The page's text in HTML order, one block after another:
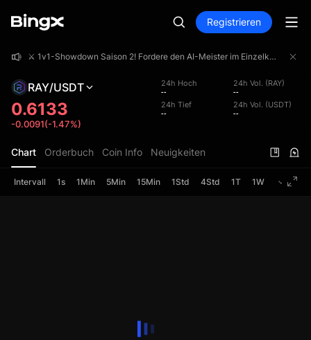
Registrieren
⚔️ 1v1-Showdown Saison 2! Fordere den AI-Meister im Einzelkampf heraus und teile dir einen Preispool von 4.000.000 USDT!
RAY/USDT
0.6133
-0.0091(-1.47%)
24h Hoch
--
24h Vol. (RAY)
--
24h Tief
--
24h Vol. (USDT)
--
Chart Orderbuch Coin Info Neuigkeiten
Intervall 1s 1Min 5Min 15Min 1Std 4Std 1T 1W